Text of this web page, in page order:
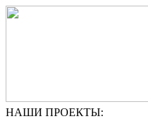
НАШИ ПРОЕКТЫ: